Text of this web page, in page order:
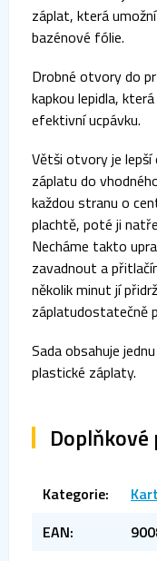
záplat, která
bazénové fólie.
Drobné otvory do
kapkou lepidla,
efektivní ucpávku.
Větši otvory je
záplatu do
každou stranu o
plachtě, poté ji
Necháme takto
zavadnout a
několik minut jí
záplatudostatečně
Sada obsahuje
plastické záplaty.
Kategorie:
EAN: